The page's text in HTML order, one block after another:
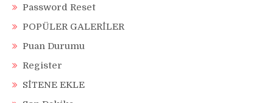
Password Reset
POPÜLER GALERİLER
Puan Durumu
Register
SİTENE EKLE